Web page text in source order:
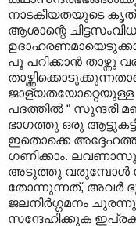
നാടകീയതയുടെ
ആശാന്റെ
പൂ പറിക്കാന്‍ താഴ്ന്നു
ജാള്യതയോറ്റെയുള്ള
പദത്തില്‍ “ സുന്ദരീ
ഭാഗത്തു ഒരു
ഇതൊക്കെ
ഗണിക്കാം.
അടുത്തു വരുമ്പോള്‍
തോന്നുന്നത്, അവര്‍
ജലനിര്‍ഗ്ഗമനം
സന്ദേഹിക്കുക